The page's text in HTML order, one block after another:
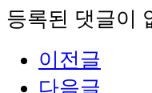
등록된 댓글이
이전글
다음글